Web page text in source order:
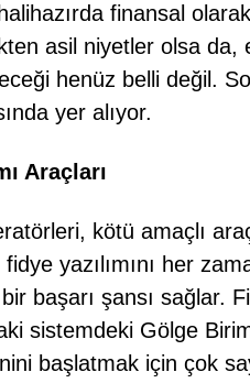
finansal
asil niyetler olsa da,
henüz belli değil.
yer alıyor.
Araçları
kötü amaçlı
yazılımını her
başarı şansı sağlar.
sistemdeki Gölge
başlatmak için çok